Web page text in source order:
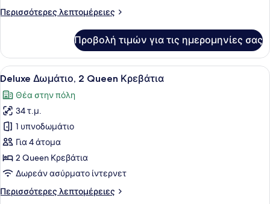
Κρεβάτι
Περισσότερες λεπτομέρειες
Περισσότερες
Δωμάτιο,
King
Προβολή τιμών για τις ημερομηνίες σας
Προβολή
όλων
των
φωτογραφιών
για
Deluxe
Δωμάτιο,
2
Queen
Κρεβάτια
Ένα δωμάτιο ξενοδοχείου με δύο
2
Deluxe Δωμάτιο, 2 Queen Κρεβάτια
Θέα στην πόλη
34 τ.μ.
1 υπνοδωμάτιο
Για 4 άτομα
2 Queen Κρεβάτια
Δωρεάν ασύρματο ίντερνετ
Περισσότερες λεπτομέρειες
Περισσότερες